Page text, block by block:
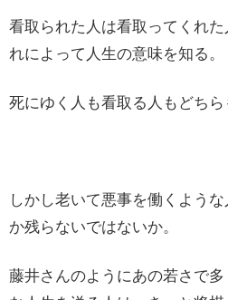
看取られた人は看取ってくれ
れによって人生の意味を知る。
死にゆく人も看取る人もどちら
しかし老いて悪事を働くよう
か残らないではないか。
藤井さんのようにあの若さで